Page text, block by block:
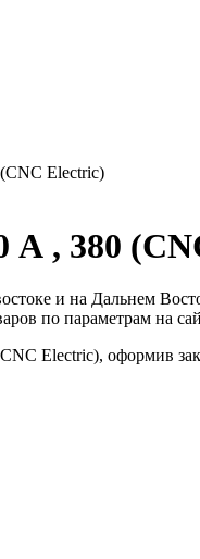
Electric)
А , 380
и на Дальнем
по параметрам на
Electric), оформив